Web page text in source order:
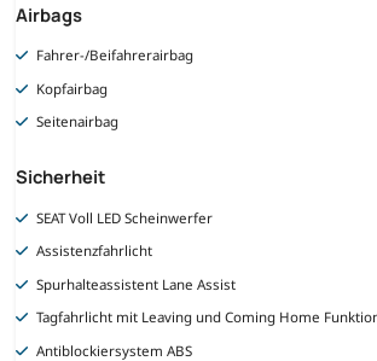
Airbags
Fahrer-/Beifahrerairbag
Kopfairbag
Seitenairbag
Sicherheit
SEAT Voll LED Scheinwerfer
Assistenzfahrlicht
Spurhalteassistent Lane Assist
Tagfahrlicht mit Leaving und Coming Home
Antiblockiersystem ABS